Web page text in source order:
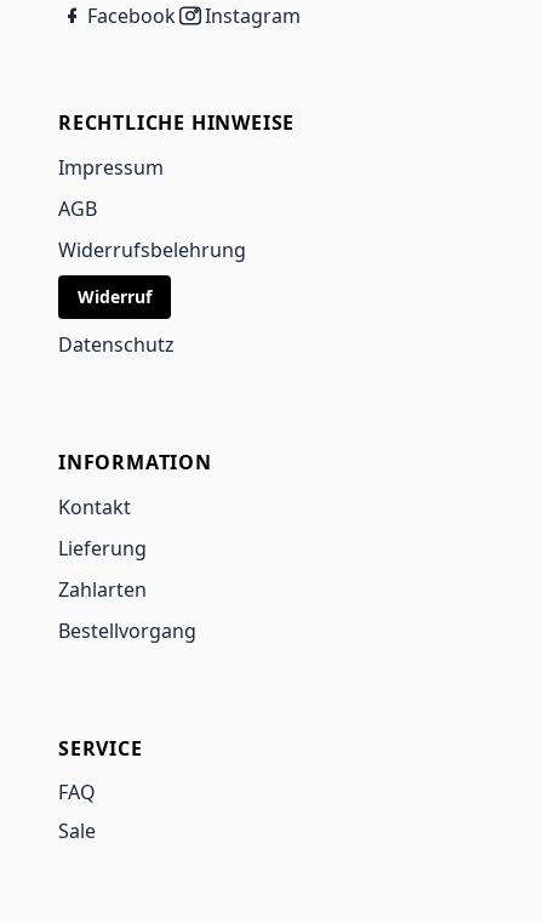
Facebook
Instagram
RECHTLICHE HINWEISE
Impressum
AGB
Widerrufsbelehrung
Widerruf
Datenschutz
INFORMATION
Kontakt
Lieferung
Zahlarten
Bestellvorgang
SERVICE
FAQ
Sale